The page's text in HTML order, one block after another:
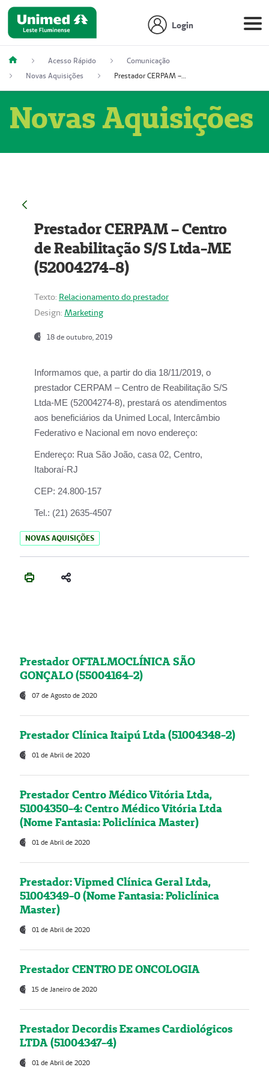
Login
Acesso Rápido
Comunicação
Novas Aquisições
Prestador CERPAM – Centro de Reabilitação S/S Ltda-ME (52004274-8)
Novas Aquisições
Prestador CERPAM – Centro
de Reabilitação S/S Ltda-ME
(52004274-8)
Texto: Relacionamento do prestador
Design: Marketing
18 de outubro, 2019
Informamos que, a partir do dia 18/11/2019, o
prestador CERPAM – Centro de Reabilitação S/S
Ltda-ME (52004274-8), prestará os atendimentos
aos beneficiários da Unimed Local, Intercâmbio
Federativo e Nacional em novo endereço:
Endereço: Rua São João, casa 02, Centro,
Itaboraí-RJ
CEP: 24.800-157
Tel.: (21) 2635-4507
NOVAS AQUISIÇÕES
Prestador OFTALMOCLÍNICA SÃO
GONÇALO (55004164-2)
07 de Agosto de 2020
Prestador Clínica Itaipú Ltda (51004348-2)
01 de Abril de 2020
Prestador Centro Médico Vitória Ltda,
51004350-4: Centro Médico Vitória Ltda
(Nome Fantasia: Policlínica Master)
01 de Abril de 2020
Prestador: Vipmed Clínica Geral Ltda,
51004349-0 (Nome Fantasia: Policlínica
Master)
01 de Abril de 2020
Prestador CENTRO DE ONCOLOGIA
15 de Janeiro de 2020
Prestador Decordis Exames Cardiológicos
LTDA (51004347-4)
01 de Abril de 2020